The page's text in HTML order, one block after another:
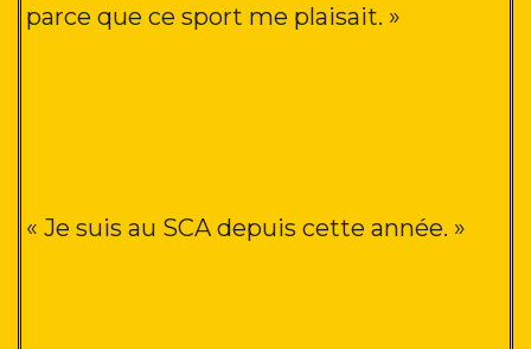
parce que ce sport me plaisait. »
« Je suis au SCA depuis cette année. »